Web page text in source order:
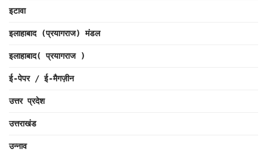
इटावा
इलाहाबाद (प्रयागराज) मंडल
इलाहाबाद( प्रयागराज )
ई-पेपर / ई-मैगज़ीन
उत्तर प्रदेश
उत्तराखंड
उन्नाव